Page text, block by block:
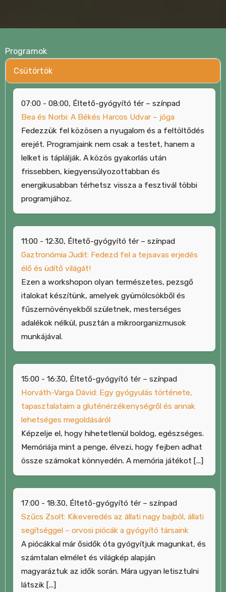
Programok
Csütörtök
07:00 - 08:00, Éltető-gyógyító tér – színpad
Bea és Norbi: A Békés Harcos Udvar – jóga
Fedezzük fel közösen a nyugalom és a feltöltődés
erejét. Programjaink nem csak a testet, hanem a
lelket is táplálják. A közös gyakorlás után
frissebben, kiegyensúlyozottabban és
energikusabban térhetsz vissza a fesztivál többi
programjához.
11:00 - 12:30, Éltető-gyógyító tér – színpad
Gaztronómia Judit: Fedezd fel a tejsavas erjedés
élő és üdítő világát!
Ezen a workshopon olyan természetes, pezsgő
italokat készítünk, amelyek gyümölcsökből és
fűszernövényekből születnek, mesterséges
adalékok nélkül, pusztán a mikroorganizmusok
munkájával.
15:00 - 16:30, Éltető-gyógyító tér – színpad
Horváth-Varga Dávid: Egy gyógyulás története,
tapasztalataim a gluténérzékenységről és annak
lehetséges megoldásáról
Képzelje el, hogy hihetetlenül boldog, egészséges.
Memóriája mint a penge, élvezi, hogy fejben adhat
össze számokat könnyedén. A memória játékot [...]
17:00 - 18:30, Éltető-gyógyító tér – színpad
Szűcs Zsolt: Kikeveredés az állati nagy bajból, állati
segítséggel – orvosi piócák a gyógyító társaink
A piócákkal már ősidők óta gyógyítjuk magunkat, és
számtalan elmélet és világkép alapján
magyaráztuk az idők során. Mára ugyan letisztulni
látszik [...]